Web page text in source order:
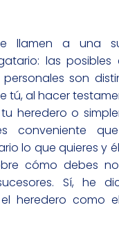
llamen a una
las posibles
son
tú, al hacer
heredero o
conveniente
lo que quieres y
cómo debes
Sí, he
heredero como